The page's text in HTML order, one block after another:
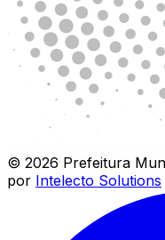
© 2026 Prefeitura
por Intelecto Solutions